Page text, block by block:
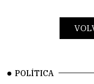
enim
POLÍTICA